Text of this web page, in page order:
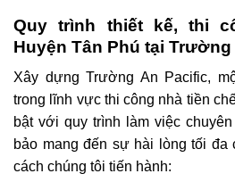
Quy trình thiết kế, thi
Huyện Tân Phú tại
Xây dựng Trường An Pacific,
trong lĩnh vực thi công nhà tiền
bật với quy trình làm việc
bảo mang đến sự hài lòng tối đa
cách chúng tôi tiến hành: